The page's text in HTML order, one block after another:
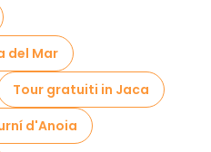
del Mar
Tour gratuiti in Jaca
d'Anoia